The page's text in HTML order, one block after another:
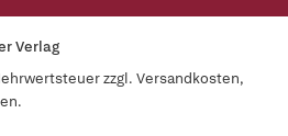
Verlag
zzgl. Versandkosten,